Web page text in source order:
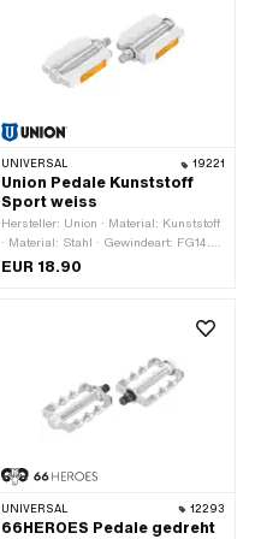
UNIVERSAL 19221
Union Pedale Kunststoff
Sport weiss
Hersteller: Union · Material: Kunststoff
· Material: Stahl · Gewindeart: FG14.3
(9/16" 20G) · Farbe: silber · Farbe:
EUR 18.90
UNIVERSAL 12293
66HEROES Pedale gedreht